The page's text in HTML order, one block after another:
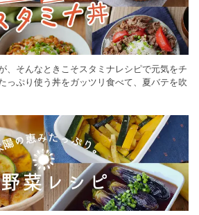
、そんなときこそスタミナレシピで元気をチ
っぷり使う丼をガッツリ食べて、夏バテを吹